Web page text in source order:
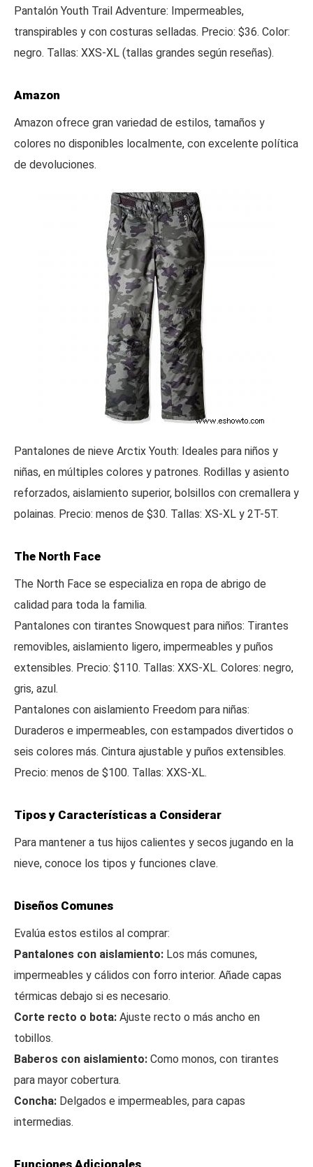
Pantalón Youth Trail Adventure: Impermeables,
transpirables y con costuras selladas. Precio: $36. Color:
negro. Tallas: XXS-XL (tallas grandes según reseñas).
Amazon
Amazon ofrece gran variedad de estilos, tamaños y
colores no disponibles localmente, con excelente política
de devoluciones.
Pantalones de nieve Arctix Youth: Ideales para niños y
niñas, en múltiples colores y patrones. Rodillas y asiento
reforzados, aislamiento superior, bolsillos con cremallera y
polainas. Precio: menos de $30. Tallas: XS-XL y 2T-5T.
The North Face
The North Face se especializa en ropa de abrigo de
calidad para toda la familia.
Pantalones con tirantes Snowquest para niños: Tirantes
removibles, aislamiento ligero, impermeables y puños
extensibles. Precio: $110. Tallas: XXS-XL. Colores: negro,
gris, azul.
Pantalones con aislamiento Freedom para niñas:
Duraderos e impermeables, con estampados divertidos o
seis colores más. Cintura ajustable y puños extensibles.
Precio: menos de $100. Tallas: XXS-XL.
Tipos y Características a Considerar
Para mantener a tus hijos calientes y secos jugando en la
nieve, conoce los tipos y funciones clave.
Diseños Comunes
Evalúa estos estilos al comprar:
Pantalones con aislamiento: Los más comunes,
impermeables y cálidos con forro interior. Añade capas
térmicas debajo si es necesario.
Corte recto o bota: Ajuste recto o más ancho en
tobillos.
Baberos con aislamiento: Como monos, con tirantes
para mayor cobertura.
Concha: Delgados e impermeables, para capas
intermedias.
Funciones Adicionales